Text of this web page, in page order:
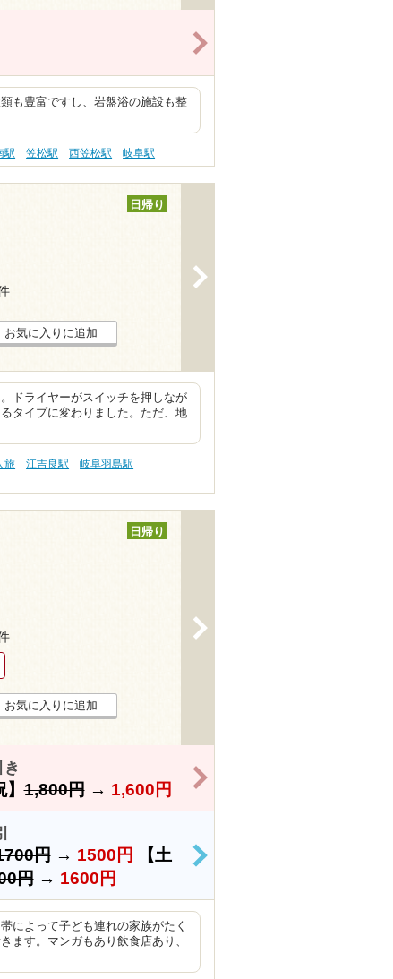
も豊富ですし、岩盤浴の施設も整
駅 笠松駅 西笠松駅 岐阜駅
日帰り
お気に入りに追加
ドライヤーがスイッチを押しなが
タイプに変わりました。ただ、地
旅 江吉良駅
岐阜羽島駅
日帰り
お気に入りに追加
】1,800円→ 1,600円
>
円→ 1500円
【土
円→ 1600円
>
によって子ども連れの家族がたく
ます。マンガもあり飲食店あり、